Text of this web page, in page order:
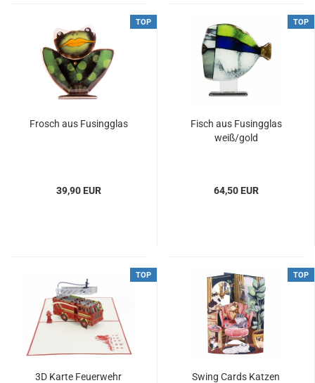
TOP
Frosch aus Fusingglas
39,90 EUR
TOP
Fisch aus Fusingglas
weiß/gold
64,50 EUR
TOP
3D Karte Feuerwehr
TOP
Swing Cards Katzen